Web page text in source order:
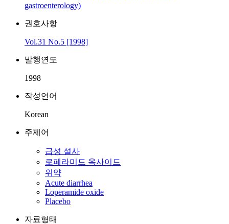
gastroenterology)
권호사항
Vol.31 No.5 [1998]
발행연도
1998
작성언어
Korean
주제어
급성 설사
로페라미드 옥사이드
위약
Acute diarrhea
Loperamide oxide
Placebo
자료형태